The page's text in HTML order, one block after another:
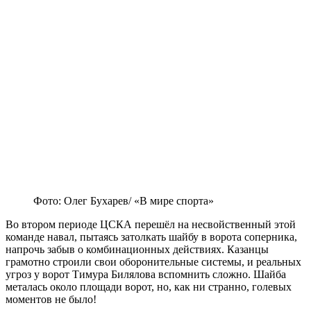
Фото: Олег Бухарев/ «В мире спорта»
Во втором периоде ЦСКА перешёл на несвойственный этой
команде навал, пытаясь затолкать шайбу в ворота соперника,
напрочь забыв о комбинационных действиях. Казанцы
грамотно строили свои оборонительные системы, и реальных
угроз у ворот Тимура Билялова вспомнить сложно. Шайба
металась около площади ворот, но, как ни странно, голевых
моментов не было!